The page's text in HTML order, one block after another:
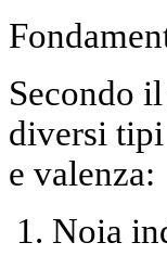
Secondo
diversi
e valenza:
Noia